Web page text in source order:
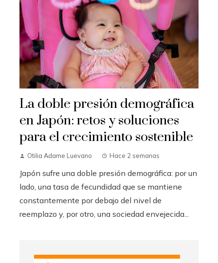
La doble presión demográfica
en Japón: retos y soluciones
para el crecimiento sostenible
Otilia Adame Luevano Hace 2 semanas
Japón sufre una doble presión demográfica: por un
lado, una tasa de fecundidad que se mantiene
constantemente por debajo del nivel de
reemplazo y, por otro, una sociedad envejecida...